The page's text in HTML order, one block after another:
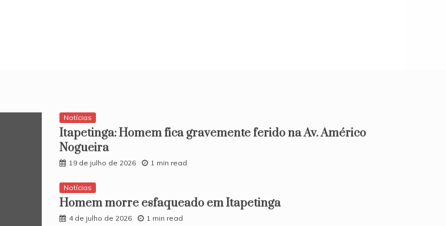
Notícias
Itapetinga: Homem fica gravemente ferido na Av. Américo
Nogueira
19 de julho de 2026 1 min read
Notícias
Homem morre esfaqueado em Itapetinga
4 de julho de 2026 1 min read